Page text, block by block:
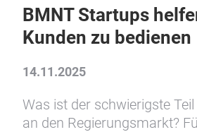
BMNT Startups
Kunden zu bedienen
14.11.2025
Was ist der schwierigste
an den Regierungsmarkt?